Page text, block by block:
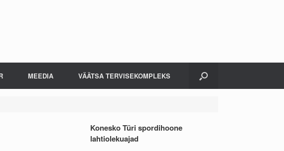
MEEDIA VÄÄTSA TERVISEKOMPLEKS
Konesko Türi spordihoone
lahtiolekuajad